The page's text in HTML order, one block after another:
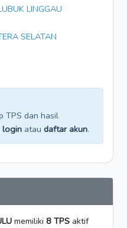
LINGGAU
SELATAN
TPS dan hasil
login atau daftar akun.
memiliki 8 TPS aktif